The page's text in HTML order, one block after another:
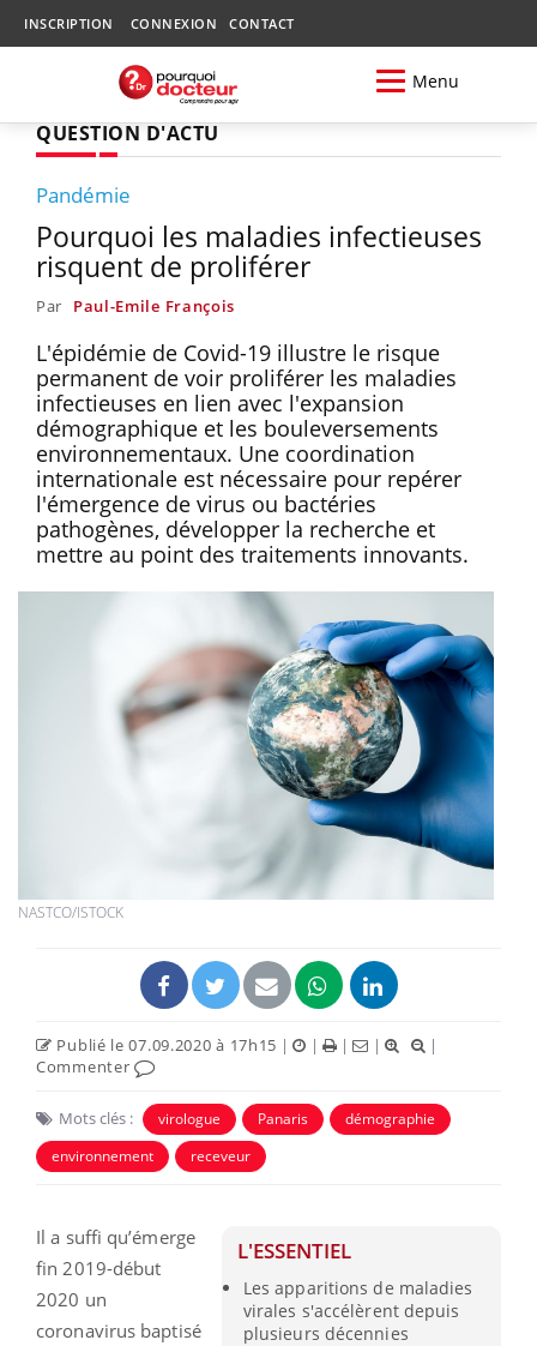
INSCRIPTION CONNEXION CONTACT
Menu
QUESTION D'ACTU
Pandémie
Pourquoi les maladies infectieuses
risquent de proliférer
Par Paul-Emile François
L'épidémie de Covid-19 illustre le risque
permanent de voir proliférer les maladies
infectieuses en lien avec l'expansion
démographique et les bouleversements
environnementaux. Une coordination
internationale est nécessaire pour repérer
l'émergence de virus ou bactéries
pathogènes, développer la recherche et
mettre au point des traitements innovants.
NASTCO/ISTOCK
Publié le 07.09.2020 à 17h15 | | | |
|
Commenter
Mots clés : virologue Panaris
démographie
environnement
receveur
L'ESSENTIEL
Les apparitions de maladies
virales s'accélèrent depuis
plusieurs décennies
Il a suffi qu’émerge
fin 2019-début
2020 un
coronavirus baptisé